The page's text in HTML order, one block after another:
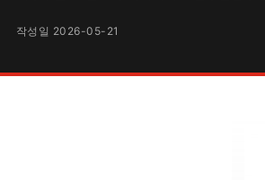
작성일 2026-05-21